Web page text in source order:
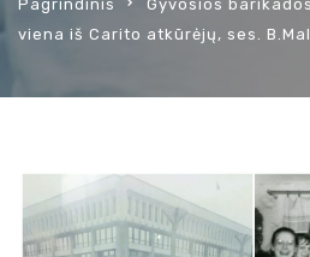
Pagrindinis
Gyvosios
viena iš Carito atkūrėjų, ses.